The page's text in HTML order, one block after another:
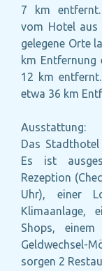
7 km entfernt.
vom Hotel aus
gelegene Orte
km Entfernung
12 km
etwa 36 km
Ausstattung:
Das
Es ist
Rezeption
Uhr), einer
Klimaanlage,
Shops,
Geldwechsel-
sorgen 2